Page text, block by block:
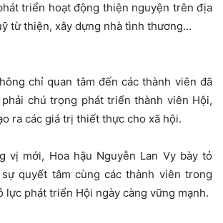
triển hoạt động thiện nguyện trên địa
từ thiện, xây dựng nhà tình thương…
chỉ quan tâm đến các thành viên đã
chú trọng phát triển thành viên Hội,
ra các giá trị thiết thực cho xã hội.
vị mới, Hoa hậu Nguyễn Lan Vy bày tỏ
quyết tâm cùng các thành viên trong
lực phát triển Hội ngày càng vững mạnh.